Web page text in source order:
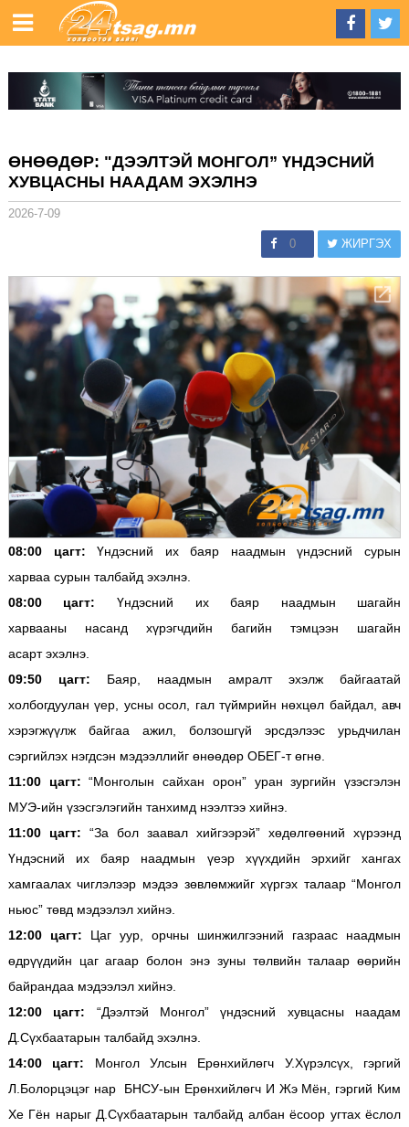
ӨНӨӨДӨР: "ДЭЭЛТЭЙ МОНГОЛ” ҮНДЭСНИЙ
ХУВЦАСНЫ НААДАМ ЭХЭЛНЭ
2026-7-09
0 ЖИРГЭХ
08:00 цагт: Үндэсний их баяр наадмын үндэсний сурын
харваа сурын талбайд эхэлнэ.
08:00 цагт: Үндэсний их баяр наадмын шагайн
харвааны насанд хүрэгчдийн багийн тэмцээн шагайн
асарт эхэлнэ.
09:50 цагт: Баяр, наадмын амралт эхэлж байгаатай
холбогдуулан үер, усны осол, гал түймрийн нөхцөл байдал, авч
хэрэгжүүлж байгаа ажил, болзошгүй эрсдэлээс урьдчилан
сэргийлэх нэгдсэн мэдээллийг өнөөдөр ОБЕГ-т өгнө.
11:00 цагт: “Монголын сайхан орон” уран зургийн үзэсгэлэн
МУЭ-ийн үзэсгэлэгийн танхимд нээлтээ хийнэ.
11:00 цагт: “За бол заавал хийгээрэй” хөдөлгөөний хүрээнд
Үндэсний их баяр наадмын үеэр хүүхдийн эрхийг хангах
хамгаалах чиглэлээр мэдээ зөвлөмжийг хүргэх талаар “Монгол
ньюс” төвд мэдээлэл хийнэ.
12:00 цагт: Цаг уур, орчны шинжилгээний газраас наадмын
өдрүүдийн цаг агаар болон энэ зуны төлвийн талаар өөрийн
байрандаа мэдээлэл хийнэ.
12:00 цагт: “Дээлтэй Монгол” үндэсний хувцасны наадам
Д.Сүхбаатарын талбайд эхэлнэ.
14:00 цагт: Монгол Улсын Ерөнхийлөгч У.Хүрэлсүх, гэргий
Л.Болорцэцэг нар БНСУ-ын Ерөнхийлөгч И Жэ Мён, гэргий Ким
Хе Гён нарыг Д.Сүхбаатарын талбайд албан ёсоор угтах ёслол